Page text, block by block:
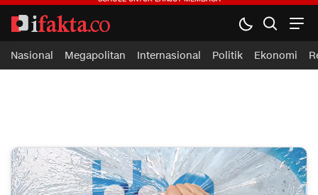
ifakta.co
#pastibenar
Nasional Megapolitan Internasional Politik Ekonomi